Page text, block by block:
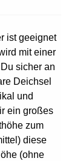
ist geeignet
mit einer
sicher an
Deichsel
und
ein großes
zum
diese
(ohne